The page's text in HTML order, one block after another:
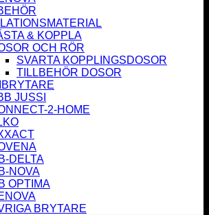
& KOPPLA
OCH RÖR
SVARTA KOPPLINGSDOSOR
TILLBEHÖR DOSOR
JUSSI
2-HOME
DELTA
NOVA
OPTIMA
BRYTARE